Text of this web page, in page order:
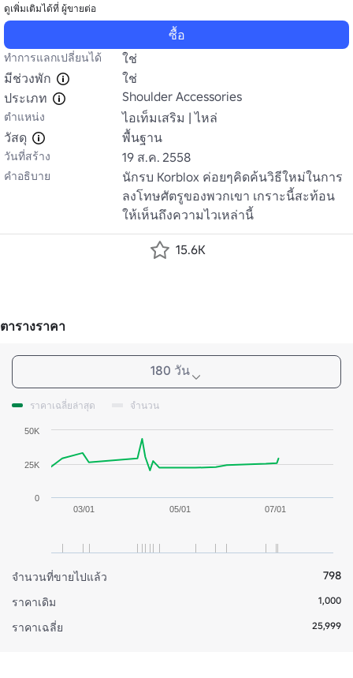
ดูเพิ่มเติมได้ที่ ผู้ขายต่อ
ซื้อ
ทำการแลกเปลี่ยนได้
ใช่
มีช่วงพัก
ใช่
ประเภท
Shoulder Accessories
ตำแหน่ง
ไอเท็มเสริม | ไหล่
วัสดุ
พื้นฐาน
วันที่สร้าง 19 ส.ค. 2558
คำอธิบาย
นักรบ Korblox ค่อยๆคิดค้นวิธีใหม่ในการ
ลงโทษศัตรูของพวกเขา เกราะนี้สะท้อน
ให้เห็นถึงความไวเหล่านี้
15.6K
ตารางราคา
180 วัน
ราคาเฉลี่ยล่าสุด จำนวน
03/01 05/01 07/01
0
25K
50K
จำนวนที่ขายไปแล้ว
798
ราคาเดิม
1,000
ราคาเฉลี่ย 25,999